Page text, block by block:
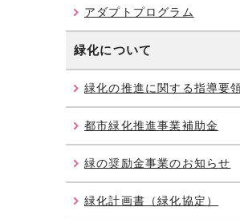
アダプトプログラム
緑化について
緑化の推進に関する指導要
都市緑化推進事業補助金
緑の奨励金事業のお知らせ
緑化計画書（緑化協定）